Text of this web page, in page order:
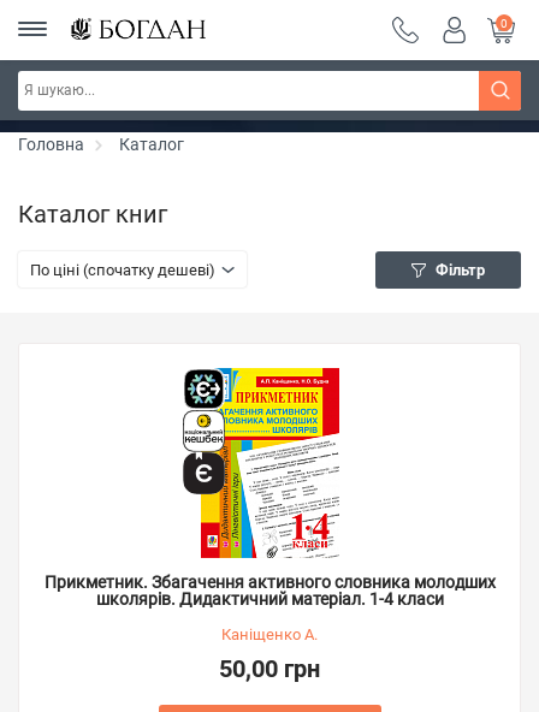
Серія "Чейзіана" ~ знижка 20%
0
Головна Каталог
Каталог книг
По ціні (спочатку дешеві) Фільтр
Прикметник. Збагачення активного словника молодших
школярів. Дидактичний матеріал. 1-4 класи
Каніщенко А.
50,00 грн